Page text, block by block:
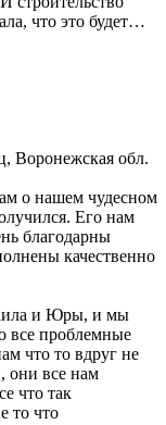
что это будет…
Воронежская обл.
о нашем чудесном
Его нам
благодарны
качественно
и Юры, и мы
все проблемные
что то вдруг не
они все нам
что так
то что